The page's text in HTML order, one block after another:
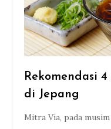
Rekomendasi
di Jepang
Mitra Via, pada